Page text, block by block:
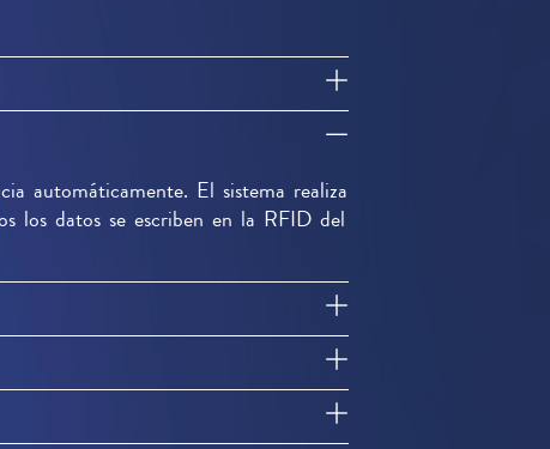
automáticamente. El sistema realiza
los datos se escriben en la RFID del